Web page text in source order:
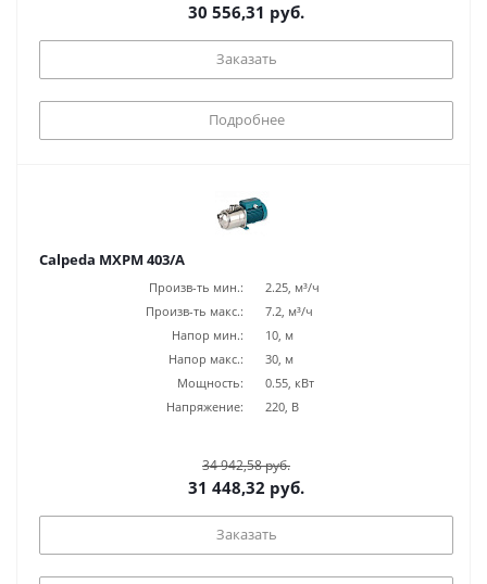
30 556,31 руб.
Заказать
Подробнее
Calpeda MXPM 403/A
Произв-ть мин.:
2.25, м³/ч
Произв-ть макс.:
7.2, м³/ч
Напор мин.:
10, м
Напор макс.:
30, м
Мощность:
0.55, кВт
Напряжение:
220, В
34 942,58 руб.
31 448,32 руб.
Заказать